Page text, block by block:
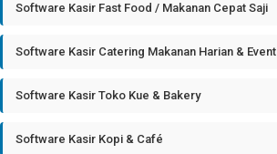
Software Kasir Fast Food / Makanan Cepat Saji
Software Kasir Catering Makanan Harian & Event
Software Kasir Toko Kue & Bakery
Software Kasir Kopi & Café